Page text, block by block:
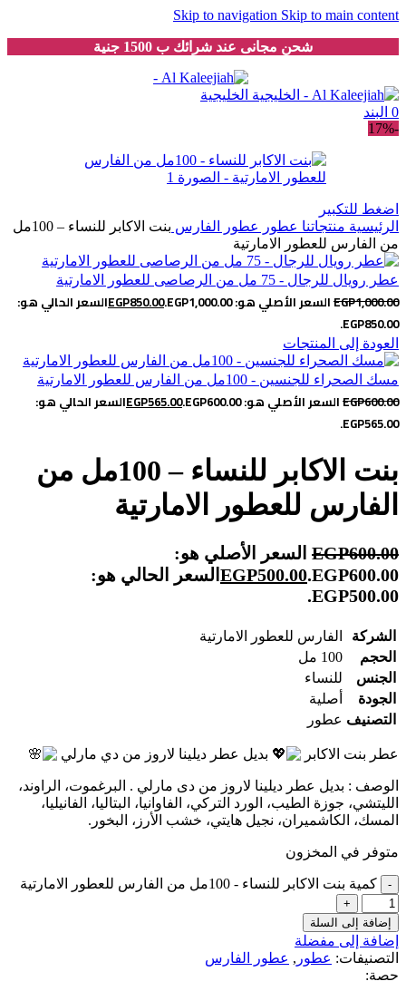
Skip to navigation Skip to main content
شحن مجانى عند شرائك ب 1500 جنية
0 البند
-17%
اضغط للتكبير
الرئيسية منتجاتنا عطور عطور الفارس
بنت الاكابر للنساء – 100مل
من الفارس للعطور الامارتية
عطر رويال للرجال - 75 مل من الرصاصى للعطور الامارتية
EGP1,000.00 السعر الأصلي هو: EGP1,000.00. EGP850.00
السعر الحالي هو:
EGP850.00.
العودة إلى المنتجات
مسك الصحراء للجنسين - 100مل من الفارس للعطور الامارتية
EGP600.00 السعر الأصلي هو: EGP600.00. EGP565.00
السعر الحالي هو:
EGP565.00.
بنت الاكابر للنساء – 100مل من
الفارس للعطور الامارتية
EGP600.00
السعر الأصلي هو:
EGP600.00.
EGP500.00
السعر الحالي هو:
EGP500.00.
الشركة
الفارس للعطور الامارتية
الحجم
100 مل
الجنس
للنساء
الجودة
أصلية
التصنيف عطور
عطر بنت الاكابر بديل عطر ديلينا لاروز من دي مارلي
الوصف : بديل عطر ديلينا لاروز من دى مارلي . البرغموت، الراوند،
الليتشي، جوزة الطيب، الورد التركي، الفاوانيا، البتاليا، الفانيليا،
المسك، الكاشميران، نجيل هايتي، خشب الأرز، البخور.
متوفر في المخزون
كمية بنت الاكابر للنساء - 100مل من الفارس للعطور الامارتية
إضافة إلى السلة
إضافة إلى مفضلة
التصنيفات: عطور , عطور الفارس
حصة: